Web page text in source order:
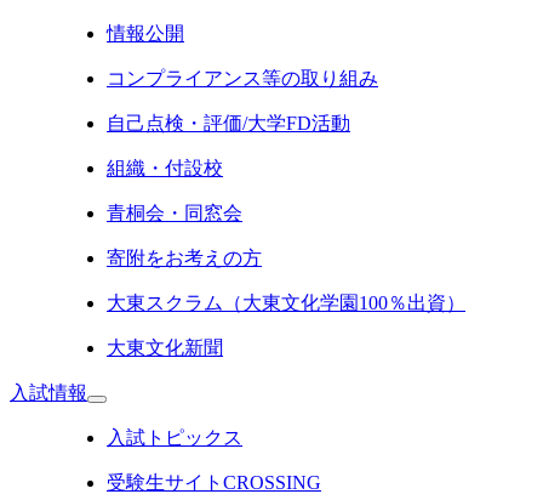
情報公開
コンプライアンス等の取り組み
自己点検・評価/大学FD活動
組織・付設校
青桐会・同窓会
寄附をお考えの方
大東スクラム（大東文化学園100％出資）
大東文化新聞
入試情報
入試トピックス
受験生サイトCROSSING